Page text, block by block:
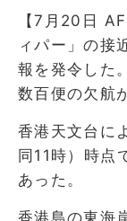
【7月20日
ィパー」の接
報を発令した
数百便の欠航
香港天文台に
同11時）時点
あった。
香港島の東海